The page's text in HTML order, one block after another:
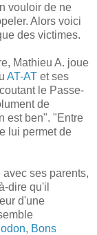
vouloir de ne
Alors voici
des victimes.
Mathieu A. joue
AT-AT et ses
le Passe-
de
est ben". "Entre
lui permet de
ses parents,
dire qu'il
d'une
, Bons